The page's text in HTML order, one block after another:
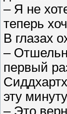
– Я не
теперь
В глазах
–
первый
эту
– Это